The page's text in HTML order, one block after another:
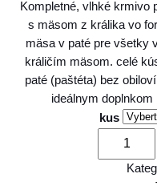
Kompletné, vlhké krmivo
s mäsom z králika vo
mäsa v paté pre všetky
králičím mäsom. celé
paté (paštéta) bez
ideálnym
kus